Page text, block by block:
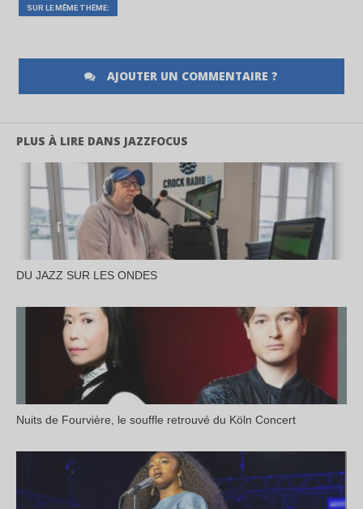
SUR LE MÊME THÈME:
AJOUTER UN COMMENTAIRE ?
PLUS À LIRE DANS JAZZFOCUS
DU JAZZ SUR LES ONDES
Nuits de Fourvière, le souffle retrouvé du Köln Concert